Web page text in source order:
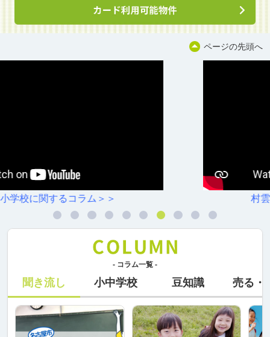
ページの先頭へ
村雲小学校に関するコラム＞＞
- コラム一覧 -
聞き流し 小中学校 豆知識 売る・